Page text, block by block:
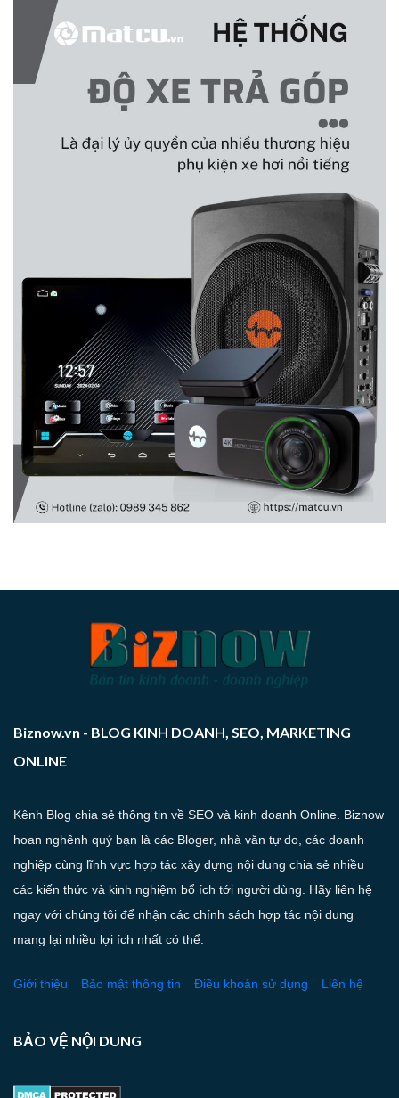
Biznow.vn - BLOG KINH DOANH, SEO, MARKETING
ONLINE
Kênh Blog chia sẻ thông tin về SEO và kinh doanh Online. Biznow
hoan nghênh quý bạn là các Bloger, nhà văn tự do, các doanh
nghiệp cùng lĩnh vực hợp tác xây dựng nội dung chia sẻ nhiều
các kiến thức và kinh nghiệm bổ ích tới người dùng. Hãy liên hệ
ngay với chúng tôi để nhận các chính sách hợp tác nội dung
mang lại nhiều lợi ích nhất có thể.
Giới thiệu Bảo mật thông tin Điều khoản sử dụng Liên hệ
BẢO VỆ NỘI DUNG